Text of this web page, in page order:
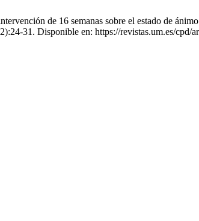
de 16 semanas sobre el estado de
31. Disponible en: https://revistas.um.es/cpd/